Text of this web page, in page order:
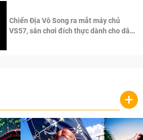
Chiến Địa Vô Song ra mắt máy chủ
VS57, sân chơi đích thực dành cho dân
+